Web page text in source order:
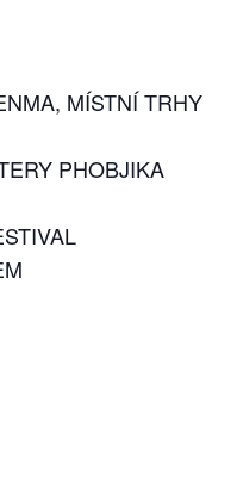
MÍSTNÍ TRHY
PHOBJIKA